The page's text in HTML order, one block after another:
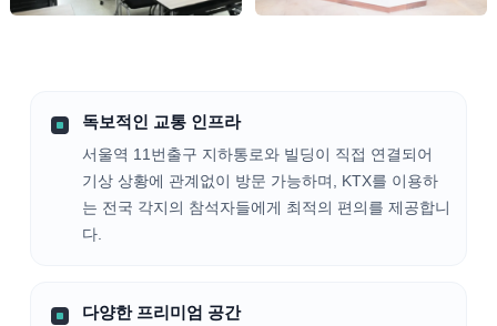
독보적인 교통 인프라
서울역 11번출구 지하통로와 빌딩이 직접 연결되어
기상 상황에 관계없이 방문 가능하며, KTX를 이용하
는 전국 각지의 참석자들에게 최적의 편의를 제공합니
다.
다양한 프리미엄 공간